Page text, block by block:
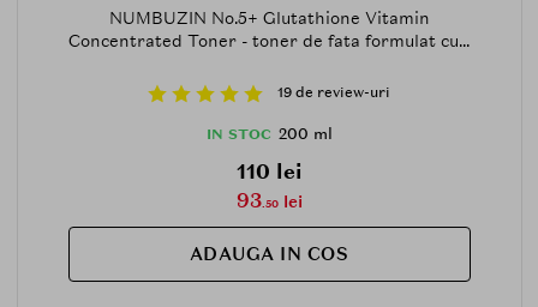
NUMBUZIN No.5+ Glutathione Vitamin
Concentrated Toner - toner de fata formulat cu...
19 de review-uri
IN STOC 200 ml
110 lei
93.50lei
ADAUGA IN COS